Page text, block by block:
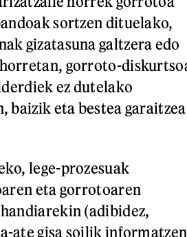
sortzen dituelako,
gizatasuna galtzera edo
gorroto-
ez dutelako
eta bestea garaitzea
lege-prozesuak
eta gorrotoaren
(adibidez,
ate gisa soilik informatzen